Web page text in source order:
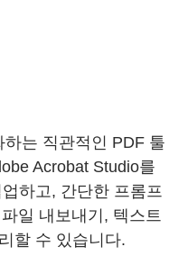
는 직관적인 PDF 툴
Acrobat Studio를
하고, 간단한 프롬프
일 내보내기, 텍스트
할 수 있습니다.